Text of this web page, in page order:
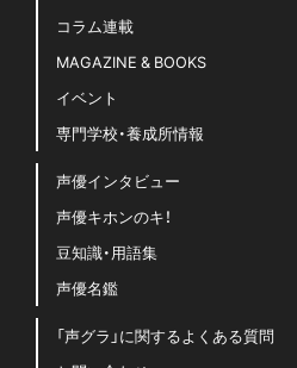
コラム連載
MAGAZINE & BOOKS
イベント
専門学校・養成所情報
声優インタビュー
声優キホンのキ！
豆知識・用語集
声優名鑑
「声グラ」に関するよくある質問